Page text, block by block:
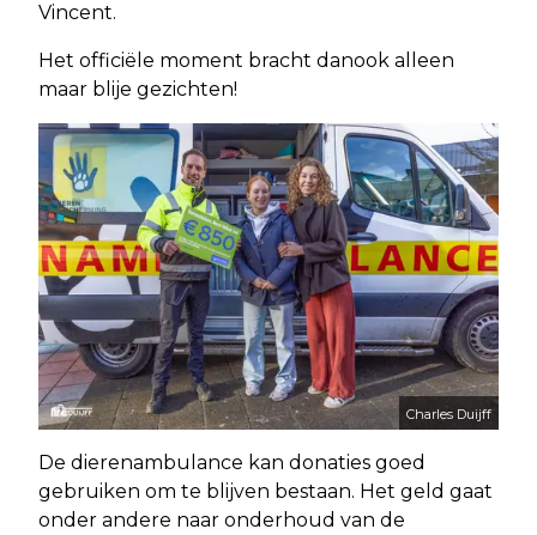
Vincent.
Het officiële moment bracht danook alleen
maar blije gezichten!
Charles Duijff
De dierenambulance kan donaties goed
gebruiken om te blijven bestaan. Het geld gaat
onder andere naar onderhoud van de